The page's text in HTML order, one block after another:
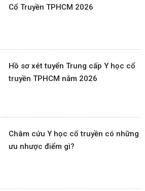
Cổ Truyền TPHCM 2026
Hồ sơ xét tuyển Trung cấp Y học cổ
truyền TPHCM năm 2026
Châm cứu Y học cổ truyền có những
ưu nhược điểm gì?